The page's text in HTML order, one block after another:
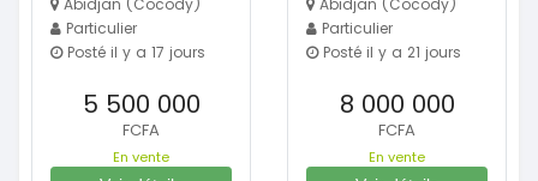
Abidjan (Cocody)
Particulier
Posté il y a 17 jours
5 500 000
FCFA
En vente
Abidjan (Cocody)
Particulier
Posté il y a 21 jours
8 000 000
FCFA
En vente